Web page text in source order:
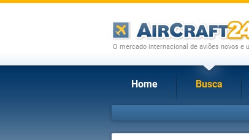
O mercado internacional de aviões novos e
Home Busca